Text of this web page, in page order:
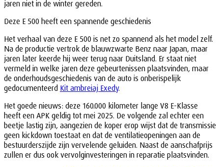
jaren niet in de winter gereden.
Deze E 500 heeft een spannende geschiedenis
Het verhaal van deze E 500 is net zo spannend als het model zelf.
Na de productie vertrok de blauwzwarte Benz naar Japan, maar
jaren later keerde hij weer terug naar Duitsland. Er staat niet
vermeld in welke jaren deze gebeurtenissen plaatsvinden, maar
de onderhoudsgeschiedenis van de auto is onberispelijk
gedocumenteerd Kit ambreiaj Exedy.
Het goede nieuws: deze 160.000 kilometer lange V8 E-Klasse
heeft een APK geldig tot mei 2025. De volgende zal echter een
beetje lastig zijn, aangezien de koper erop wijst dat de transmissie
geen kickdown toestaat en dat de ventilatieopeningen aan de
bestuurderszijde zijn vervelende geluiden. Naast de aanschafprijs
zullen er dus ook vervolginvesteringen in reparatie plaatsvinden.